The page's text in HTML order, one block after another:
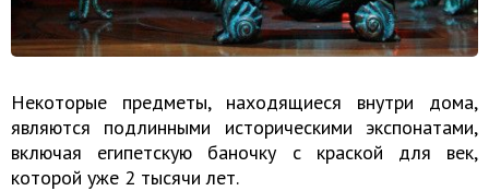
Некоторые предметы, находящиеся внутри дома,
являются подлинными историческими экспонатами,
включая египетскую баночку с краской для век,
которой уже 2 тысячи лет.